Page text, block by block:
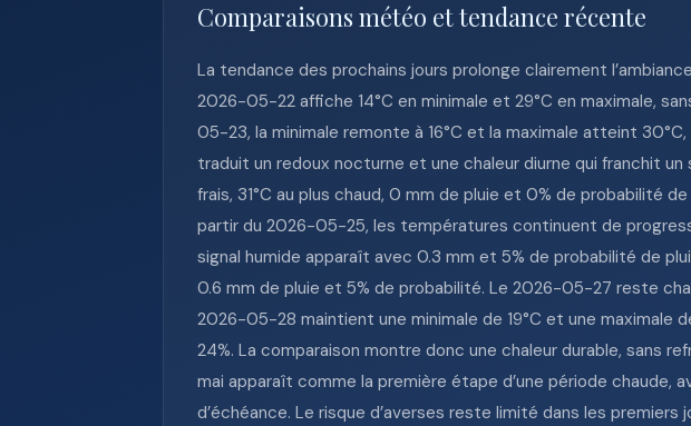
Comparaisons météo et tendance récente
La tendance des prochains jours prolonge clairement
2026-05-22 affiche 14°C en minimale et 29°C en maximale,
05-23, la minimale remonte à 16°C et la maximale atteint
traduit un redoux nocturne et une chaleur diurne qui franchit
frais, 31°C au plus chaud, 0 mm de pluie et 0% de probabilité
partir du 2026-05-25, les températures continuent de
signal humide apparaît avec 0.3 mm et 5% de probabilité de
0.6 mm de pluie et 5% de probabilité. Le 2026-05-27 reste
2026-05-28 maintient une minimale de 19°C et une maximale
24%. La comparaison montre donc une chaleur durable, sans
mai apparaît comme la première étape d’une période chaude,
d’échéance. Le risque d’averses reste limité dans les